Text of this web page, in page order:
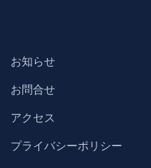
お知らせ
お問合せ
アクセス
プライバシーポリシー